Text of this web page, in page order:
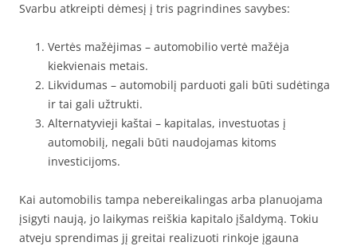
Svarbu atkreipti dėmesį į tris pagrindines savybes:
Vertės mažėjimas – automobilio vertė mažėja
kiekvienais metais.
Likvidumas – automobilį parduoti gali būti sudėtinga
ir tai gali užtrukti.
Alternatyvieji kaštai – kapitalas, investuotas į
automobilį, negali būti naudojamas kitoms
investicijoms.
Kai automobilis tampa nebereikalingas arba planuojama
įsigyti naują, jo laikymas reiškia kapitalo įšaldymą. Tokiu
atveju sprendimas jį greitai realizuoti rinkoje įgauna